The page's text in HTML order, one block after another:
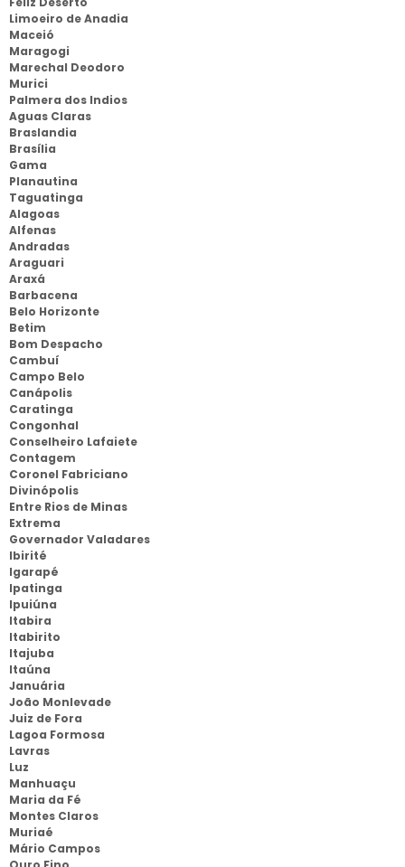
Limoeiro de Anadia
Maceió
Maragogi
Marechal Deodoro
Murici
Palmera dos Indios
Aguas Claras
Braslandia
Brasília
Gama
Planautina
Taguatinga
Alagoas
Alfenas
Andradas
Araguari
Araxá
Barbacena
Belo Horizonte
Betim
Bom Despacho
Cambuí
Campo Belo
Canápolis
Caratinga
Congonhal
Conselheiro Lafaiete
Contagem
Coronel Fabriciano
Divinópolis
Entre Rios de Minas
Extrema
Governador Valadares
Ibirité
Igarapé
Ipatinga
Ipuiúna
Itabira
Itabirito
Itajuba
Itaúna
Januária
João Monlevade
Juiz de Fora
Lagoa Formosa
Lavras
Luz
Manhuaçu
Maria da Fé
Montes Claros
Muriaé
Mário Campos